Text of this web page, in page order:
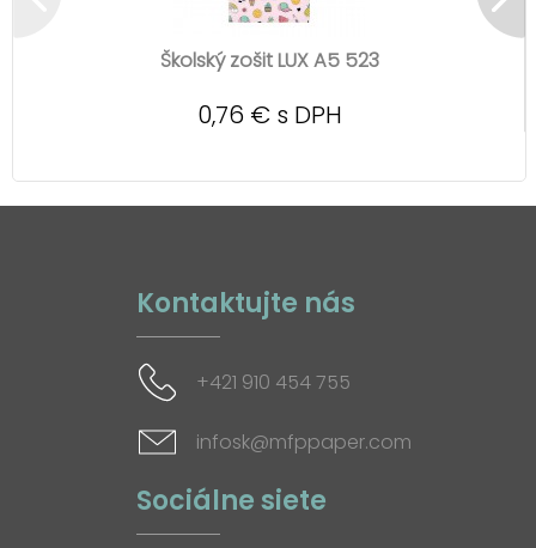
Školský zošit LUX A5 523
0,76 € s DPH
Kontaktujte nás
+421 910 454 755
infosk@mfppaper.com
Sociálne siete